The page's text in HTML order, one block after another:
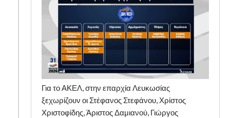
Για το ΑΚΕΛ, στην επαρχία Λευκωσίας
ξεχωρίζουν οι Στέφανος Στεφάνου, Χρίστος
Χριστοφίδης, Άριστος Δαμιανού, Γιώργος